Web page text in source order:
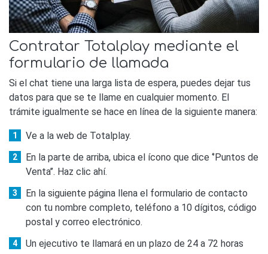
Contratar Totalplay mediante el
formulario de llamada
Si el chat tiene una larga lista de espera, puedes dejar tus
datos para que se te llame en cualquier momento. El
trámite igualmente se hace en línea de la siguiente manera:
Ve a la web de Totalplay.
En la parte de arriba, ubica el ícono que dice ‘’Puntos de
Venta’’. Haz clic ahí.
En la siguiente página llena el formulario de contacto
con tu nombre completo, teléfono a 10 dígitos, código
postal y correo electrónico.
Un ejecutivo te llamará en un plazo de 24 a 72 horas